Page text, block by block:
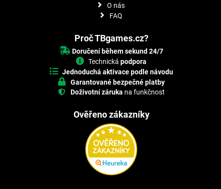
O nás
FAQ
Proč TBgames.cz?
Doručení během sekund 24/7
Technickápodpora
Jednoduchá aktivace podle návodu
Garantované bezpečné platby
Doživotní záruka na funkčnost
Ověřeno zákazníky